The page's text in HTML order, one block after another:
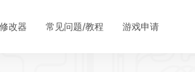
改器 常见问题/教程 游戏申请